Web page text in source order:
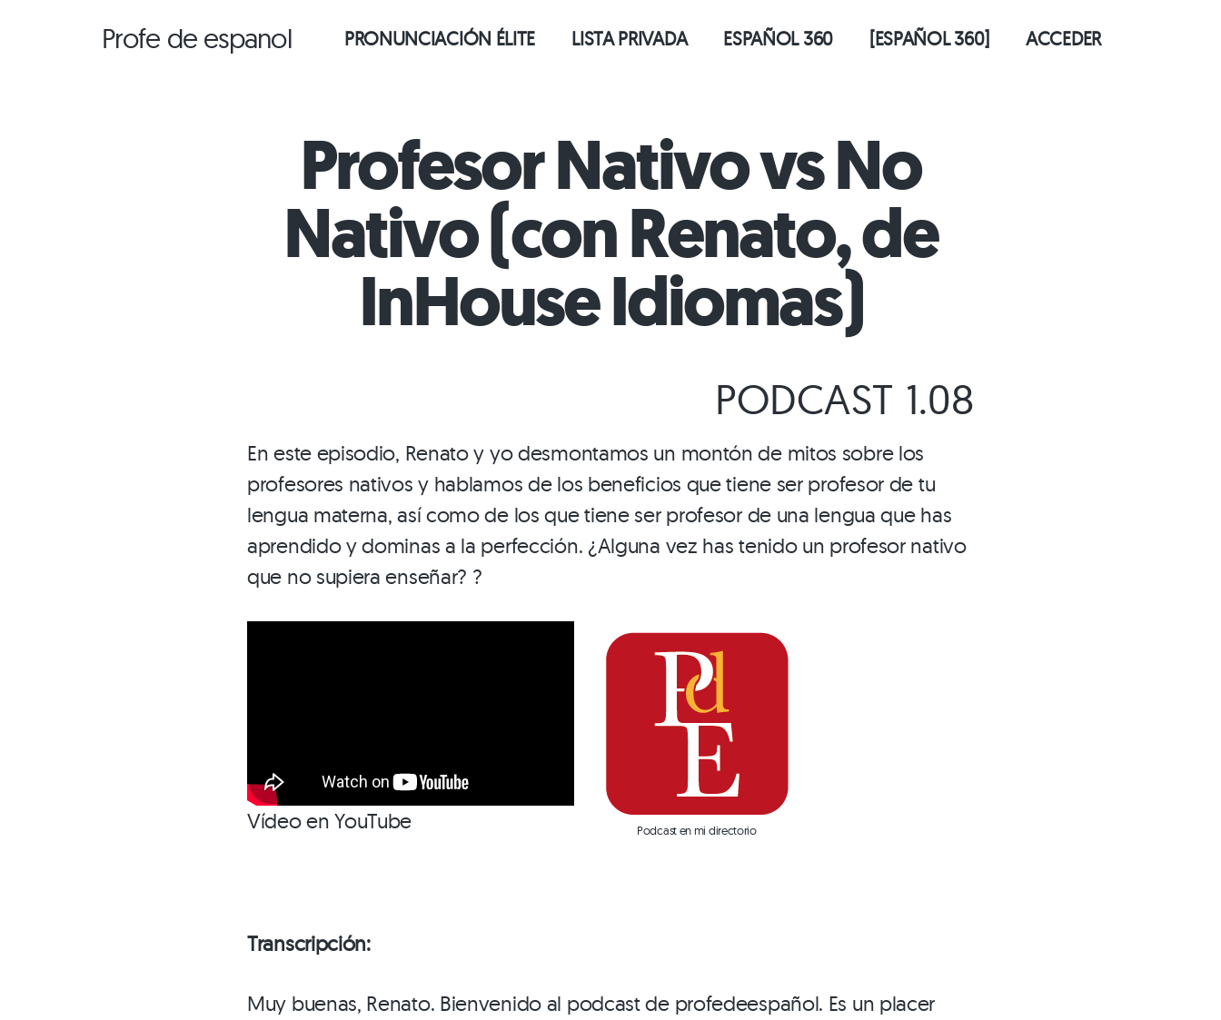
Profe de espanol PRONUNCIACIÓN ÉLITE LISTA PRIVADA ESPAÑOL 360 [ESPAÑOL 360] ACCEDER
Profesor Nativo vs No
Nativo (con Renato, de
InHouse Idiomas)
PODCAST 1.08
En este episodio, Renato y yo desmontamos un montón de mitos sobre los
profesores nativos y hablamos de los beneficios que tiene ser profesor de tu
lengua materna, así como de los que tiene ser profesor de una lengua que has
aprendido y dominas a la perfección. ¿Alguna vez has tenido un profesor nativo
que no supiera enseñar? ?
Vídeo en YouTube Podcast en mi directorio
Transcripción:
Muy buenas, Renato. Bienvenido al podcast de profedeespañol. Es un placer